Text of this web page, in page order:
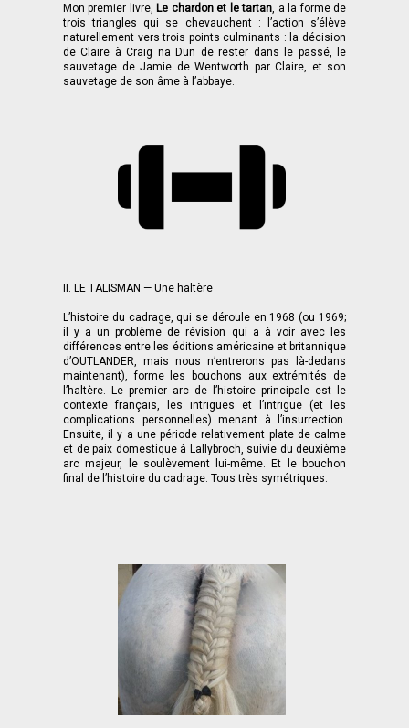
Mon premier livre, Le chardon et le tartan, a la forme de
trois triangles qui se chevauchent : l’action s’élève
naturellement vers trois points culminants : la décision
de Claire à Craig na Dun de rester dans le passé, le
sauvetage de Jamie de Wentworth par Claire, et son
sauvetage de son âme à l’abbaye.
II. LE TALISMAN — Une haltère
L’histoire du cadrage, qui se déroule en 1968 (ou 1969;
il y a un problème de révision qui a à voir avec les
différences entre les éditions américaine et britannique
d’OUTLANDER, mais nous n’entrerons pas là-dedans
maintenant), forme les bouchons aux extrémités de
l’haltère. Le premier arc de l’histoire principale est le
contexte français, les intrigues et l’intrigue (et les
complications personnelles) menant à l’insurrection.
Ensuite, il y a une période relativement plate de calme
et de paix domestique à Lallybroch, suivie du deuxième
arc majeur, le soulèvement lui-même. Et le bouchon
final de l’histoire du cadrage. Tous très symétriques.